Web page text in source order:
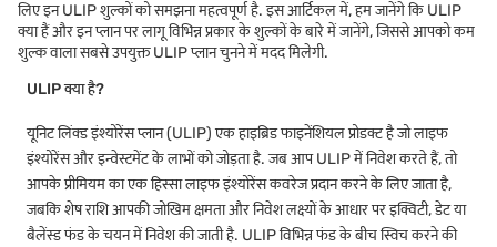
लिए इन ULIP शुल्कों को समझना महत्वपूर्ण है. इस आर्टिकल में, हम जानेंगे कि ULIP
क्या हैं और इन प्लान पर लागू विभिन्न प्रकार के शुल्कों के बारे में जानेंगे, जिससे आपको कम
शुल्क वाला सबसे उपयुक्त ULIP प्लान चुनने में मदद मिलेगी.
ULIP क्या है?
यूनिट लिंक्ड इंश्योरेंस प्लान (ULIP) एक हाइब्रिड फाइनेंशियल प्रोडक्ट है जो लाइफ
इंश्योरेंस और इन्वेस्टमेंट के लाभों को जोड़ता है. जब आप ULIP में निवेश करते हैं, तो
आपके प्रीमियम का एक हिस्सा लाइफ इंश्योरेंस कवरेज प्रदान करने के लिए जाता है,
जबकि शेष राशि आपकी जोखिम क्षमता और निवेश लक्ष्यों के आधार पर इक्विटी, डेट या
बैलेंस्ड फंड के चयन में निवेश की जाती है. ULIP विभिन्न फंड के बीच स्विच करने की